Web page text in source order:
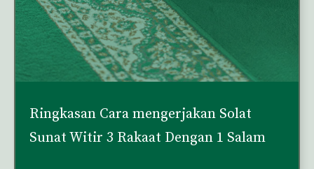
Ringkasan Cara mengerjakan Solat
Sunat Witir 3 Rakaat Dengan 1 Salam